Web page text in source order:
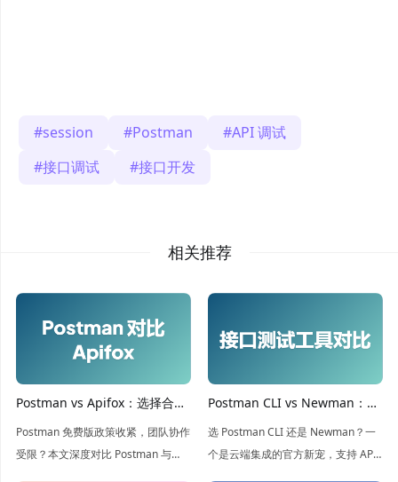
session Postman
API 调试
接口调试
接口开发
相关推荐
Postman vs Apifox：选择合适
的 API 开发工具
Postman 免费版政策收紧，团队协作
受限？本文深度对比 Postman 与
Postman CLI vs Newman：你
应该使用哪款命令行运行器？
选 Postman CLI 还是 Newman？一
个是云端集成的官方新宠，支持 API